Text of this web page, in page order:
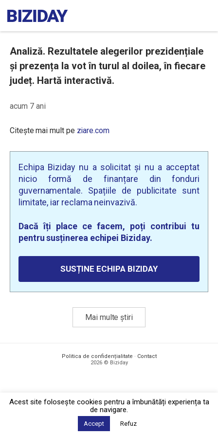
Analiză. Rezultatele alegerilor prezidențiale
și prezența la vot în turul al doilea, în fiecare
județ. Hartă interactivă.
acum 7 ani
Citește mai mult pe ziare.com
Echipa Biziday nu a solicitat și nu a acceptat
nicio formă de finanțare din fonduri
guvernamentale. Spațiile de publicitate sunt
limitate, iar reclama neinvazivă.
Dacă îți place ce facem, poți contribui tu
pentru susținerea echipei Biziday.
SUSȚINE ECHIPA BIZIDAY
Mai multe știri
Politica de confidențialitate · Contact
2026 © Biziday
Acest site foloseşte cookies pentru a îmbunătăți experiența ta
de navigare.
Accept Refuz